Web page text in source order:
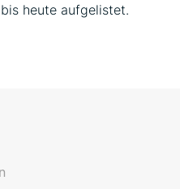
heute aufgelistet.